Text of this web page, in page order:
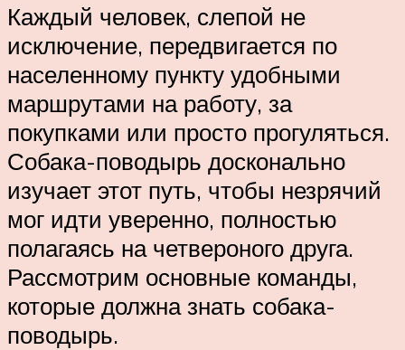
Каждый человек, слепой не
исключение, передвигается по
населенному пункту удобными
маршрутами на работу, за
покупками или просто прогуляться.
Собака-поводырь досконально
изучает этот путь, чтобы незрячий
мог идти уверенно, полностью
полагаясь на четвероного друга.
Рассмотрим основные команды,
которые должна знать собака-
поводырь.